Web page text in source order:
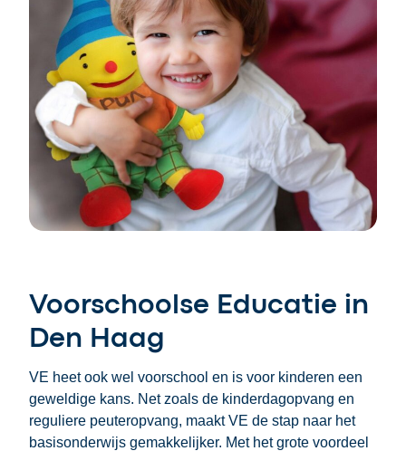
Voorschoolse Educatie in
Den Haag
VE heet ook wel voorschool en is voor kinderen een
geweldige kans. Net zoals de kinderdagopvang en
reguliere peuteropvang, maakt VE de stap naar het
basisonderwijs gemakkelijker. Met het grote voordeel